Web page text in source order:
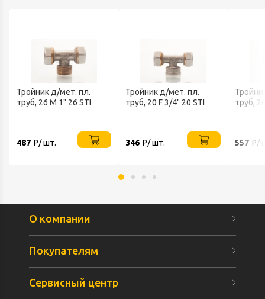
Тройник д/мет. пл.
труб, 26 M 1" 26 STI
487 Р/ шт.
Тройник д/мет. пл.
труб, 20 F 3/4" 20 STI
346 Р/ шт.
труб,
557 Р/
О компании
Покупателям
Сервисный центр